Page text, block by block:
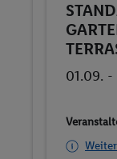
Buchen
01.09.